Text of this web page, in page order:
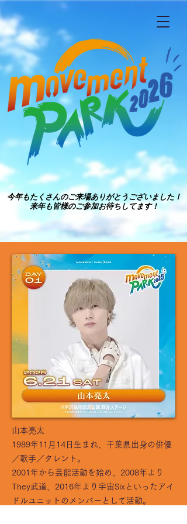
今年もたくさんのご来場ありがとうございました！
来年も皆様のご参加お待ちしてます！
今年もたくさんのご来場ありがとうございました！
来年も皆様のご参加お待ちしてます！
山本亮太
1989年11月14日生まれ、千葉県出身の俳優
／歌手／タレント。
2001年から芸能活動を始め、2008年より
They武道、2016年より宇宙Sixといったアイ
ドルユニットのメンバーとして活動。